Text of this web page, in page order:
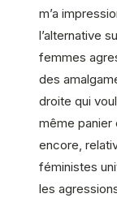
m’a
l’alternative
femmes
des
droite qui
même panier
encore,
féministes
les